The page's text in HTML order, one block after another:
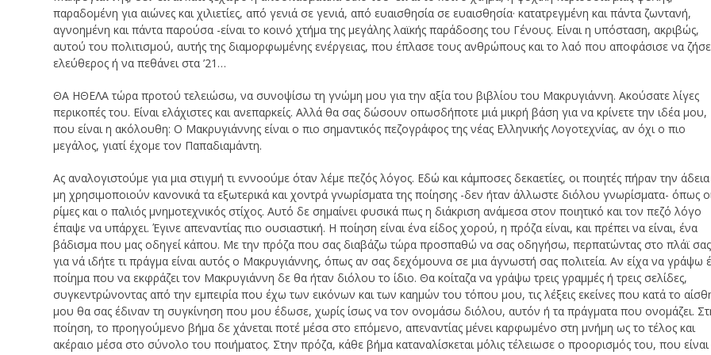
παραδομένη για αιώνες και χιλιετίες, από γενιά σε γενιά, από ευαισθησία σε ευαισθησία· κατατρεγμένη και πάντα ζωντανή,
αγνοημένη και πάντα παρούσα -είναι το κοινό χτήμα της μεγάλης λαϊκής παράδοσης του Γένους. Είναι η υπόσταση, ακριβώς,
αυτού του πολιτισμού, αυτής της διαμορφωμένης ενέργειας, που έπλασε τους ανθρώπους και το λαό που αποφάσισε να
ελεύθερος ή να πεθάνει στα ’21…
ΘΑ ΗΘΕΛΑ τώρα προτού τελειώσω, να συνοψίσω τη γνώμη μου για την αξία του βιβλίου του Μακρυγιάννη. Ακούσατε λίγες
περικοπές του. Είναι ελάχιστες και ανεπαρκείς. Αλλά θα σας δώσουν οπωσδήποτε μιά μικρή βάση για να κρίνετε την ιδέα μου,
που είναι η ακόλουθη: Ο Μακρυγιάννης είναι ο πιο σημαντικός πεζογράφος της νέας Ελληνικής Λογοτεχνίας, αν όχι ο πιο
μεγάλος, γιατί έχομε τον Παπαδιαμάντη.
Ας αναλογιστούμε για μια στιγμή τι εννοούμε όταν λέμε πεζός λόγος. Εδώ και κάμποσες δεκαετίες, οι ποιητές πήραν την
μη χρησιμοποιούν κανονικά τα εξωτερικά και χοντρά γνωρίσματα της ποίησης -δεν ήταν άλλωστε διόλου γνωρίσματα- όπως
ρίμες και ο παλιός μνημοτεχνικός στίχος. Αυτό δε σημαίνει φυσικά πως η διάκριση ανάμεσα στον ποιητικό και τον πεζό λόγο
έπαψε να υπάρχει. Έγινε απεναντίας πιο ουσιαστική. Η ποίηση είναι ένα είδος χορού, η πρόζα είναι, και πρέπει να είναι, ένα
βάδισμα που μας οδηγεί κάπου. Με την πρόζα που σας διαβάζω τώρα προσπαθώ να σας οδηγήσω, περπατώντας στο πλάϊ
για νά ιδήτε τι πράγμα είναι αυτός ο Μακρυγιάννης, όπως αν σας δεχόμουνα σε μια άγνωστή σας πολιτεία. Αν είχα να γράψω
ποίημα που να εκφράζει τον Μακρυγιάννη δε θα ήταν διόλου το ίδιο. Θα κοίταζα να γράψω τρεις γραμμές ή τρεις σελίδες,
συγκεντρώνοντας από την εμπειρία που έχω των εικόνων και των καημών του τόπου μου, τις λέξεις εκείνες που κατά το
μου θα σας έδιναν τη συγκίνηση που μου έδωσε, χωρίς ίσως να τον ονομάσω διόλου, αυτόν ή τα πράγματα που ονομάζει.
ποίηση, το προηγούμενο βήμα δε χάνεται ποτέ μέσα στο επόμενο, απεναντίας μένει καρφωμένο στη μνήμη ως το τέλος και
ακέραιο μέσα στο σύνολο του ποιήματος. Στην πρόζα, κάθε βήμα καταναλίσκεται μόλις τέλειωσε ο προορισμός του, που